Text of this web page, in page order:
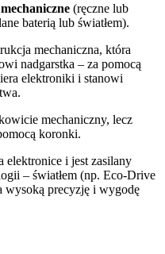
mechaniczne (ręczne lub
baterią lub światłem).
mechaniczna, która
nadgarstka – za pomocą
elektroniki i stanowi
mechaniczny, lecz
koronki.
elektronice i jest zasilany
– światłem (np. Eco-Drive
wysoką precyzję i wygodę